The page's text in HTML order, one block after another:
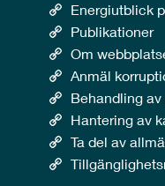
Energiutblick
Publikationer
Om
Anmäl
Behandling
Hantering av
Ta del av